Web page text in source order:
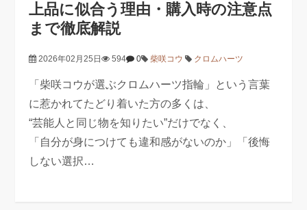
上品に似合う理由・購入時の注意点
まで徹底解説
2026年02月25日 594 0 柴咲コウ クロムハーツ
「柴咲コウが選ぶクロムハーツ指輪」という言葉
に惹かれてたどり着いた方の多くは、
“芸能人と同じ物を知りたい”だけでなく、
「自分が身につけても違和感がないのか」「後悔
しない選択…